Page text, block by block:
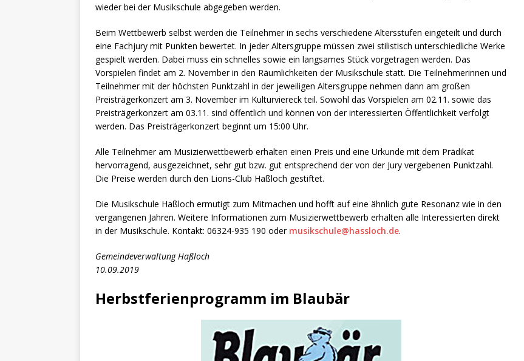
wieder bei der Musikschule abgegeben werden.
Beim Wettbewerb selbst werden die Teilnehmer in sechs verschiedene Altersstufen eingeteilt und durch
eine Fachjury mit Punkten bewertet. In jeder Altersgruppe müssen zwei stilistisch unterschiedliche Werke
gespielt werden. Dabei muss ein schnelles sowie ein langsames Stück vorgetragen werden. Das
Vorspielen findet am 2. November in den Räumlichkeiten der Musikschule statt. Die Teilnehmerinnen und
Teilnehmer mit der höchsten Punktzahl in der jeweiligen Altersgruppe nehmen dann am großen
Preisträgerkonzert am 3. November im Kulturviereck teil. Sowohl das Vorspielen am 02.11. sowie das
Preisträgerkonzert am 03.11. sind öffentlich und können von der interessierten Öffentlichkeit verfolgt
werden. Das Preisträgerkonzert beginnt um 15:00 Uhr.
Alle Teilnehmer am Musizierwettbewerb erhalten einen Preis und eine Urkunde mit dem Prädikat
hervorragend, ausgezeichnet, sehr gut bzw. gut entsprechend der von der Jury vergebenen Punktzahl.
Die Preise werden durch den Lions-Club Haßloch gestiftet.
Die Musikschule Haßloch ermutigt zum Mitmachen und hofft auf eine ähnlich gute Resonanz wie in den
vergangenen Jahren. Weitere Informationen zum Musizierwettbewerb erhalten alle Interessierten direkt
in der Musikschule. Kontakt: 06324-935 190 oder musikschule@hassloch.de.
Gemeindeverwaltung Haßloch
10.09.2019
Herbstferienprogramm im Blaubär